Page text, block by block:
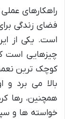
راهکارهای
فضای زندگی
است. یکی از
چیزهایی است
کوچک ترین
بالا می برد
همچنین، رها
خواسته ها و